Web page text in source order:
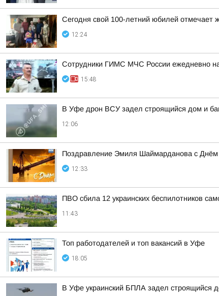
Сегодня свой 100-летний юбилей отмечает
12:24
Сотрудники ГИМС МЧС России ежедневно
15:48
В Уфе дрон ВСУ задел строящийся дом и
12:06
Поздравление Эмиля Шаймарданова с Днём
12:33
ПВО сбила 12 украинских беспилотников
11:43
Топ работодателей и топ вакансий в Уфе
18:05
В Уфе украинский БПЛА задел строящийся